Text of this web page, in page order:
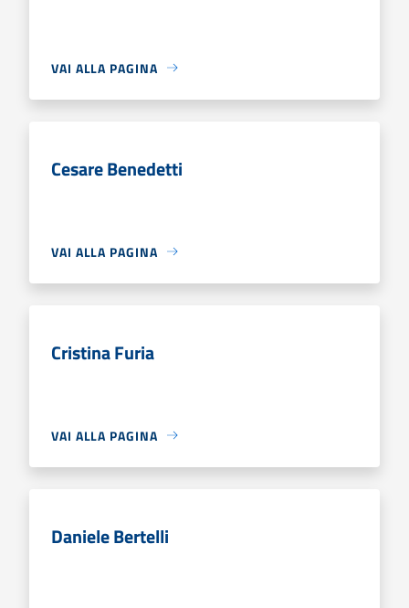
VAI ALLA PAGINA
Cesare Benedetti
VAI ALLA PAGINA
Cristina Furia
VAI ALLA PAGINA
Daniele Bertelli